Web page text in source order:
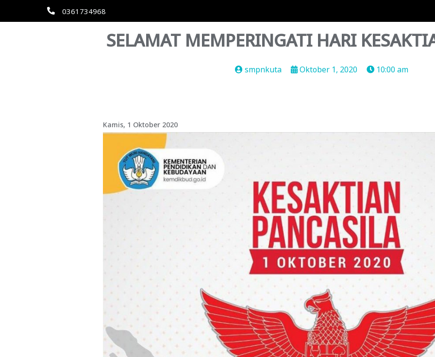
0361734968
SELAMAT MEMPERINGATI HARI
smpnkuta Oktober 1, 2020 10:00 am
Kamis, 1 Oktober 2020